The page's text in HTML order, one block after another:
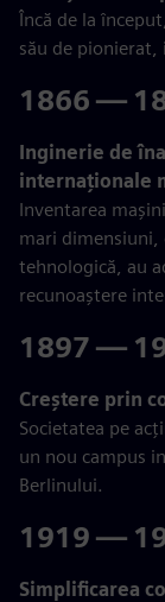
Încă de la
său de
1866 —
Inginerie de
internaționale
Inventarea
mari dimensiuni,
tehnologică, au
recunoaștere
1897 —
Creștere prin
Societatea pe
un nou campus
Berlinului.
1919 —
Simplificarea